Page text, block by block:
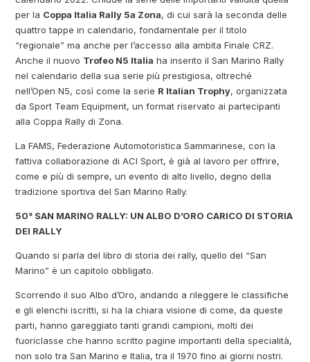
per la Coppa Italia Rally 5a Zona, di cui sarà la seconda delle
quattro tappe in calendario, fondamentale per il titolo
“regionale” ma anche per l’accesso alla ambita Finale CRZ.
Anche il nuovo Trofeo N5 Italia ha inserito il San Marino Rally
nel calendario della sua serie più prestigiosa, oltreché
nell’Open N5, così come la serie R Italian Trophy, organizzata
da Sport Team Equipment, un format riservato ai partecipanti
alla Coppa Rally di Zona.
La FAMS, Federazione Automotoristica Sammarinese, con la
fattiva collaborazione di ACI Sport, è già al lavoro per offrire,
come e più di sempre, un evento di alto livello, degno della
tradizione sportiva del San Marino Rally.
50° SAN MARINO RALLY: UN ALBO D’ORO CARICO DI STORIA
DEI RALLY
Quando si parla del libro di storia dei rally, quello del “San
Marino” è un capitolo obbligato.
Scorrendo il suo Albo d’Oro, andando a rileggere le classifiche
e gli elenchi iscritti, si ha la chiara visione di come, da queste
parti, hanno gareggiato tanti grandi campioni, molti dei
fuoriclasse che hanno scritto pagine importanti della specialità,
non solo tra San Marino e Italia, tra il 1970 fino ai giorni nostri.